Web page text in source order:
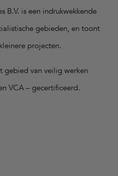
B.V. is een indrukwekkende
gebieden, en toont
projecten.
gebied van veilig werken
VCA – gecertificeerd.